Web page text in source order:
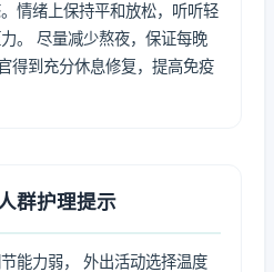
情绪上保持平和放松，听听轻
。 尽量减少熬夜，保证每晚
得到充分休息修复，提高免疫
群护理提示
能力弱， 外出活动选择温度